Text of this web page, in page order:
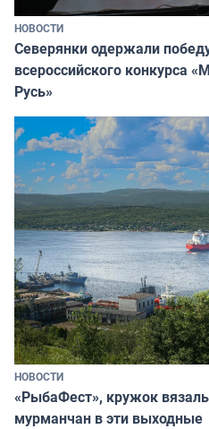
НОВОСТИ
Северянки одержали
всероссийского конкурса
Русь»
НОВОСТИ
«РыбаФест», кружок
мурманчан в эти выходные